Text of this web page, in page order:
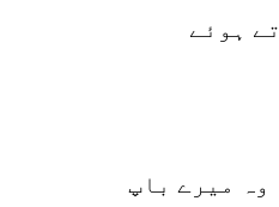
ہوئے
میرے باپ